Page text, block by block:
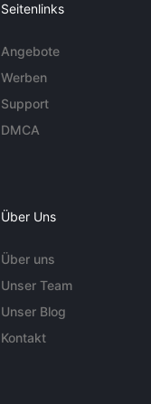
Seitenlinks
Angebote
Werben
Support
DMCA
Über Uns
Über uns
Unser Team
Unser Blog
Kontakt